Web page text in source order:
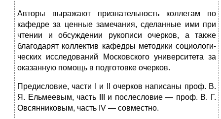
Авторы выражают признательность коллегам по
кафедре за цен­ные замечания, сделанные ими при
чтении и обсуждении рукописи очерков, а также
благодарят коллектив кафедры методики социологи­
ческих исследований Московского университета за
оказанную помощь в подготовке очерков.
Предисловие, части I и II очерков написаны проф. В.
Я. Ельмеевым, часть III и послесловие — проф. В. Г.
Овсянниковым, часть IV — совместно.